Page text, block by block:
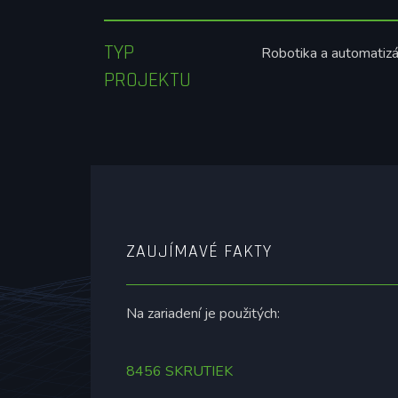
TYP
PROJEKTU
Robotika a
ZAUJÍMAVÉ FAKTY
Na zariadení je použitých:
8456 SKRUTIEK